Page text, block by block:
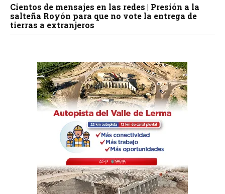
Cientos de mensajes en las redes | Presión a la
salteña Royón para que no vote la entrega de
tierras a extranjeros